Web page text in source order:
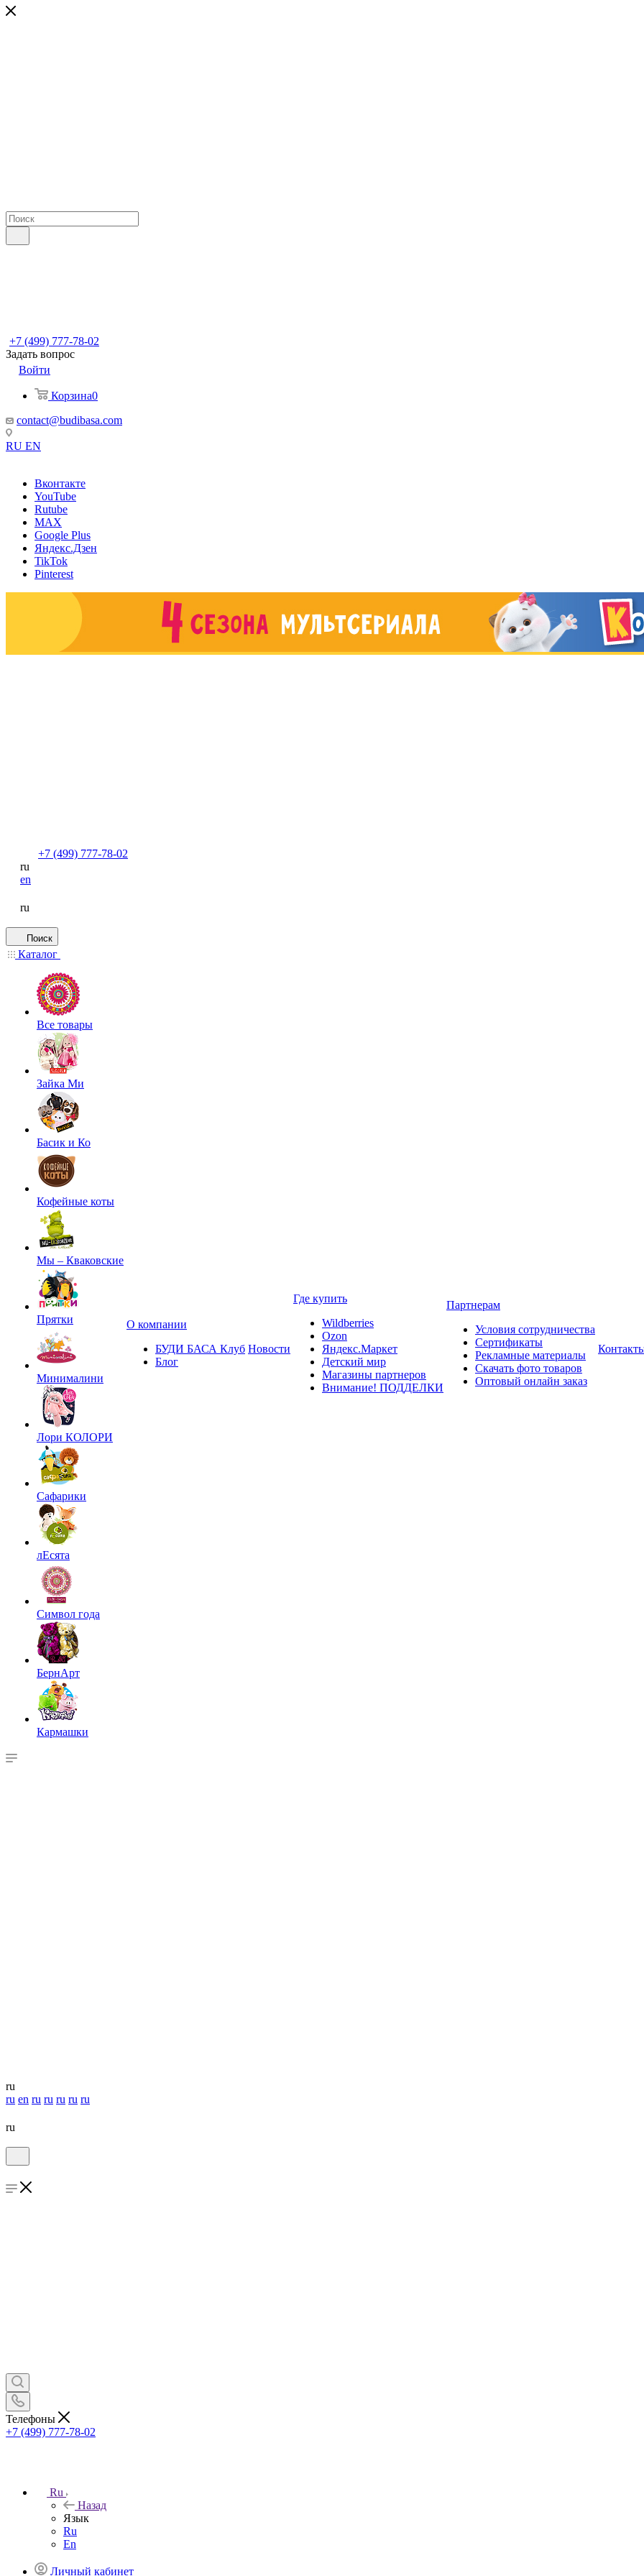
+7 (499) 777-78-02
Задать вопрос
Войти
Корзина0
contact@budibasa.com
RU EN
Вконтакте
YouTube
Rutube
MAX
Google Plus
Яндекс.Дзен
TikTok
Pinterest
+7 (499) 777-78-02
ru
en
ru
Поиск
Каталог
Все товары
Зайка Ми
Басик и Ко
Кофейные коты
Мы – Кваковские
Прятки
Минималини
Лори КОЛОРИ
Сафарики
лЕсята
Символ года
БернАрт
Кармашки
О компании
БУДИ БАСА Клуб
Блог
Новости
Где купить
Wildberries
Ozon
Яндекс.Маркет
Детский мир
Магазины партнеров
Внимание! ПОДДЕЛКИ
Партнерам
Условия сотрудничества
Сертификаты
Рекламные материалы
Скачать фото товаров
Оптовый онлайн заказ
ru
ru en ru ru ru ru ru
ru
Телефоны
+7 (499) 777-78-02
Ru
Назад
Язык
Ru
En
Личный кабинет